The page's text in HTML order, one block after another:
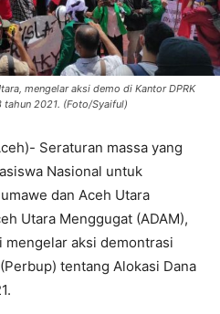
mengelar aksi demo di Kantor DPRK
tahun 2021. (Foto/Syaiful)
Seraturan massa yang
Nasional untuk
dan Aceh Utara
Utara Menggugat (ADAM),
mengelar aksi demontrasi
tentang Alokasi Dana